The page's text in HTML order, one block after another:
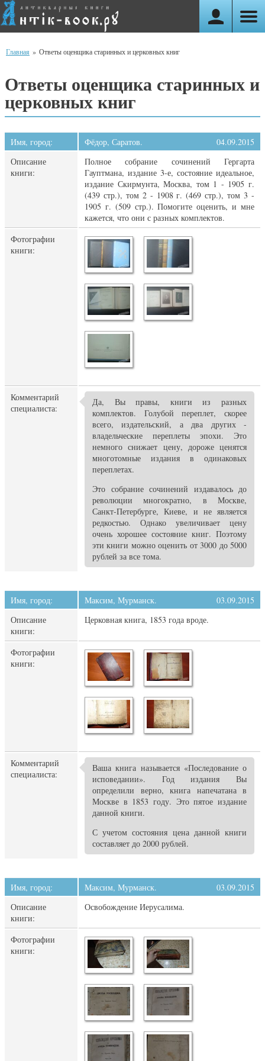
Главная » Ответы оценщика старинных и церковных книг
Ответы оценщика старинных и
церковных книг
Имя, город: Фёдор, Саратов.
04.09.2015
Описание
книги:
Полное собрание сочинений Гергарта
Гауптмана, издание 3-е, состояние идеальное,
издание Скирмунта, Москва, том 1 - 1905 г.
(439 стр.), том 2 - 1908 г. (469 стр.), том 3 -
1905 г. (509 стр.). Помогите оценить, и мне
кажется, что они с разных комплектов.
Фотографии
книги:
Комментарий
специалиста:
Да, Вы правы, книги из разных
комплектов. Голубой переплет, скорее
всего, издательский, а два других -
владельческие переплеты эпохи. Это
немного снижает цену, дороже ценятся
многотомные издания в одинаковых
переплетах.
Это собрание сочинений издавалось до
революции многократно, в Москве,
Санкт-Петербурге, Киеве, и не является
редкостью. Однако увеличивает цену
очень хорошее состояние книг. Поэтому
эти книги можно оценить от 3000 до 5000
рублей за все тома.
Имя, город: Максим, Мурманск.
03.09.2015
Описание
книги:
Церковная книга, 1853 года вроде.
Фотографии
книги:
Комментарий
специалиста:
Ваша книга называется «Последование о
исповедании». Год издания Вы
определили верно, книга напечатана в
Москве в 1853 году. Это пятое издание
данной книги.
С учетом состояния цена данной книги
составляет до 2000 рублей.
Имя, город: Максим, Мурманск.
03.09.2015
Описание
книги:
Освобождение Иерусалима.
Фотографии
книги: